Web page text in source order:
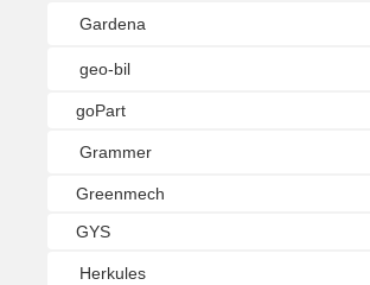
Gardena
geo-bil
goPart
Grammer
Greenmech
GYS
Herkules